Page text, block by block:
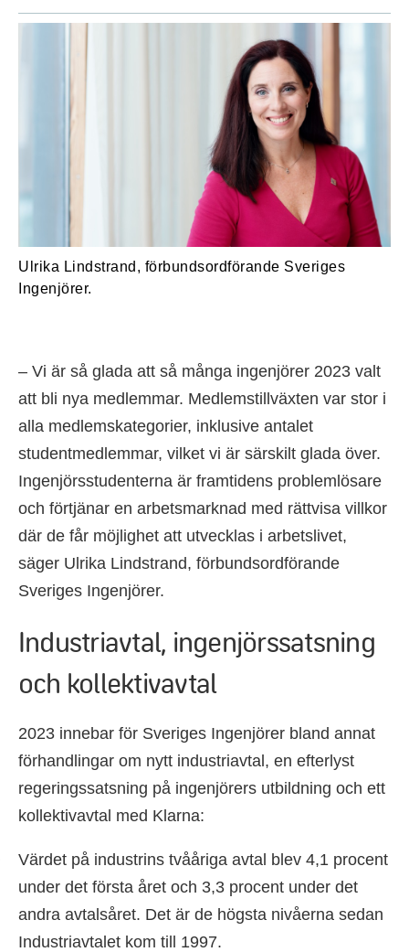
Ulrika Lindstrand, förbundsordförande Sveriges
Ingenjörer.
– Vi är så glada att så många ingenjörer 2023 valt
att bli nya medlemmar. Medlemstillväxten var stor i
alla medlemskategorier, inklusive antalet
studentmedlemmar, vilket vi är särskilt glada över.
Ingenjörsstudenterna är framtidens problemlösare
och förtjänar en arbetsmarknad med rättvisa villkor
där de får möjlighet att utvecklas i arbetslivet,
säger Ulrika Lindstrand, förbundsordförande
Sveriges Ingenjörer.
Industriavtal, ingenjörssatsning
och kollektivavtal
2023 innebar för Sveriges Ingenjörer bland annat
förhandlingar om nytt industriavtal, en efterlyst
regeringssatsning på ingenjörers utbildning och ett
kollektivavtal med Klarna:
Värdet på industrins tvååriga avtal blev 4,1 procent
under det första året och 3,3 procent under det
andra avtalsåret. Det är de högsta nivåerna sedan
Industriavtalet kom till 1997.